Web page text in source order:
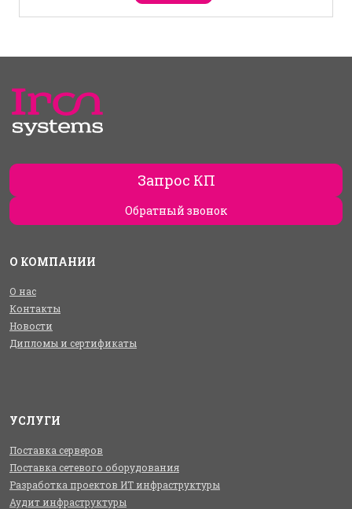
Запрос КП
Обратный звонок
О КОМПАНИИ
О нас
Контакты
Новости
Дипломы и сертификаты
УСЛУГИ
Поставка серверов
Поставка сетевого оборудования
Разработка проектов ИТ инфраструктуры
Аудит инфраструктуры